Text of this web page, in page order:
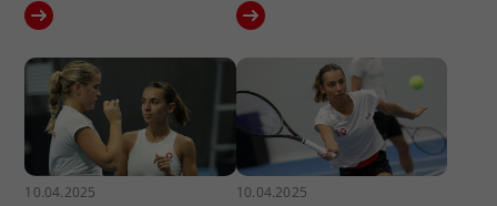
10.04.2025 10.04.2025